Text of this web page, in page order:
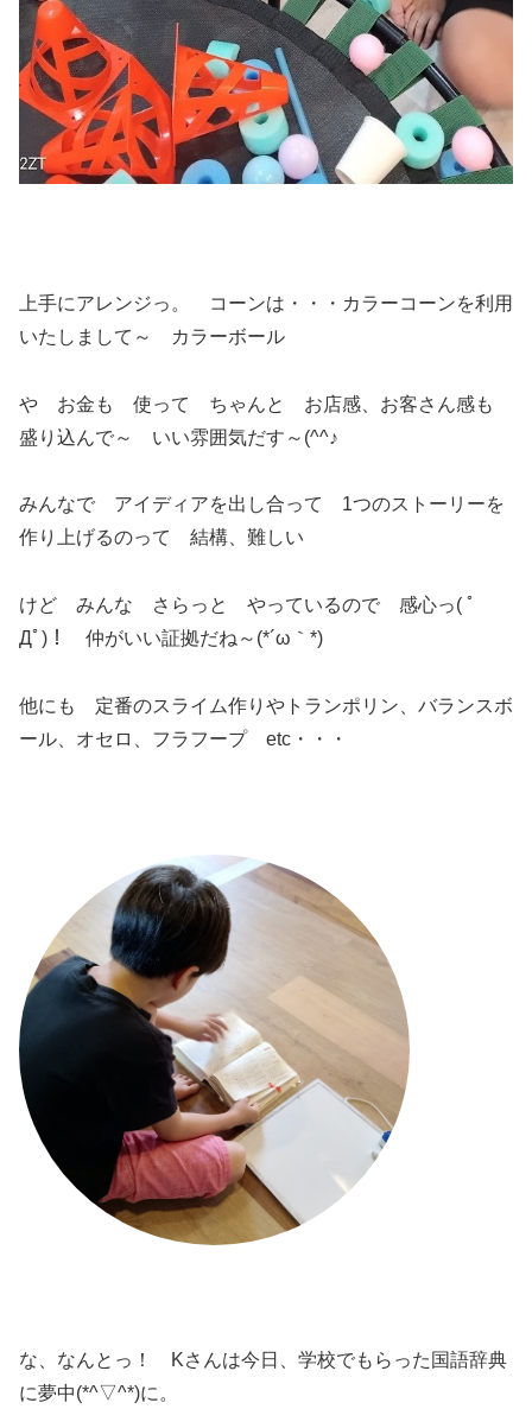
上手にアレンジっ。 コーンは・・・カラーコーンを利用
いたしまして～ カラーボール
や お金も 使って ちゃんと お店感、お客さん感も
盛り込んで～ いい雰囲気だす～(^^♪
みんなで アイディアを出し合って 1つのストーリーを
作り上げるのって 結構、難しい
けど みんな さらっと やっているので 感心っ( ﾟ
Дﾟ)！ 仲がいい証拠だね～(*´ω｀*)
他にも 定番のスライム作りやトランポリン、バランスボ
ール、オセロ、フラフープ etc・・・
な、なんとっ！ Kさんは今日、学校でもらった国語辞典
に夢中(*^▽^*)に。